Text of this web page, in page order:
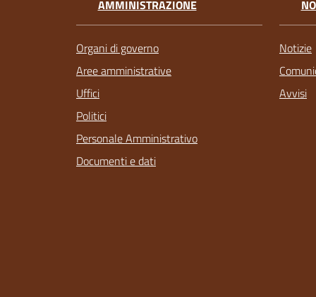
AMMINISTRAZIONE
Organi di governo
Aree amministrative
Uffici
Politici
Personale Amministrativo
Documenti e dati
Notizie
Avvisi